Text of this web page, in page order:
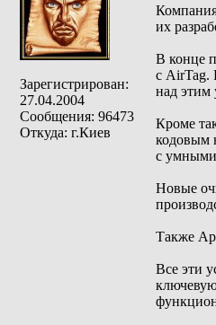
Зарегистрирован:
27.04.2004
Сообщения: 96473
Откуда: г.Киев
их
В конце
с AirTag.
над этим
Кроме
кодовым
с умными
Новые
Также
Все эти